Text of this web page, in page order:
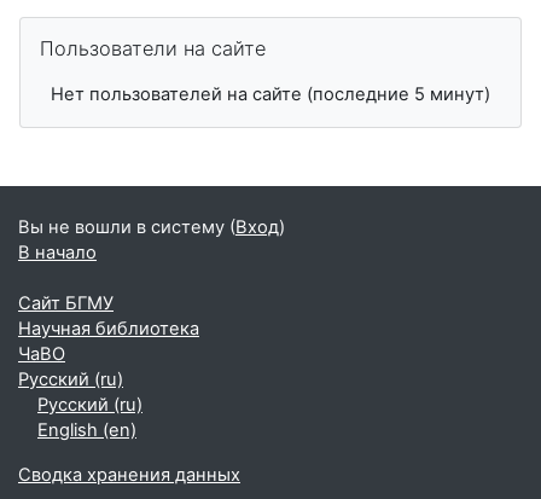
Пользователи на сайте
Нет пользователей на сайте (последние 5 минут)
Вы не вошли в систему (Вход)
В начало
Сайт БГМУ
Научная библиотека
ЧаВО
Русский ‎(ru)‎
Русский ‎(ru)‎
English ‎(en)‎
Сводка хранения данных